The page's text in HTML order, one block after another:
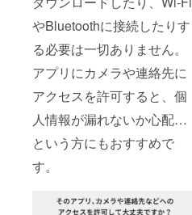
やBluetoothに接続したりす
る必要は一切ありません。
アプリにカメラや連絡先に
アクセスを許可すると、個
人情報が漏れないか心配…
という方にもおすすめで
す。